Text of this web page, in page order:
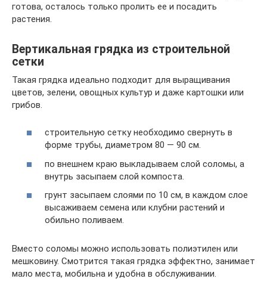
готова, осталось только пролить ее и посадить
растения.
Вертикальная грядка из строительной
сетки
Такая грядка идеально подходит для выращивания
цветов, зелени, овощных культур и даже картошки или
грибов.
строительную сетку необходимо свернуть в
форме трубы, диаметром 80 — 90 см.
по внешнем краю выкладываем слой соломы, а
внутрь засыпаем слой компоста.
грунт засыпаем слоями по 10 см, в каждом слое
высаживаем семена или клубни растений и
обильно поливаем.
Вместо соломы можно использовать полиэтилен или
мешковину. Смотрится такая грядка эффектно, занимает
мало места, мобильна и удобна в обслуживании.